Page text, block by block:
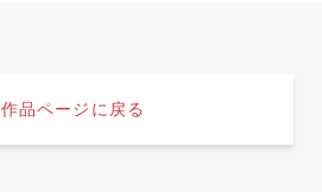
作品ページに戻る